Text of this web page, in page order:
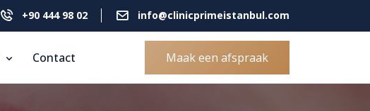
+90 444 98 02 info@clinicprimeistanbul.com
Contact Maak een afspraak